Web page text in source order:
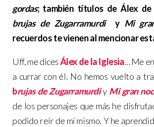
gordas; también títulos de Álex de
brujas de Zugarramurdi
y Mi
recuerdos te vienen al mencionar
Uff, me dicesÁlex de la Iglesia… Me
a currar con él. No hemos vuelto a
brujas de Zugarramurdiy Mi gran
de los personajes que más he
podido reír de mí mismo. Y he